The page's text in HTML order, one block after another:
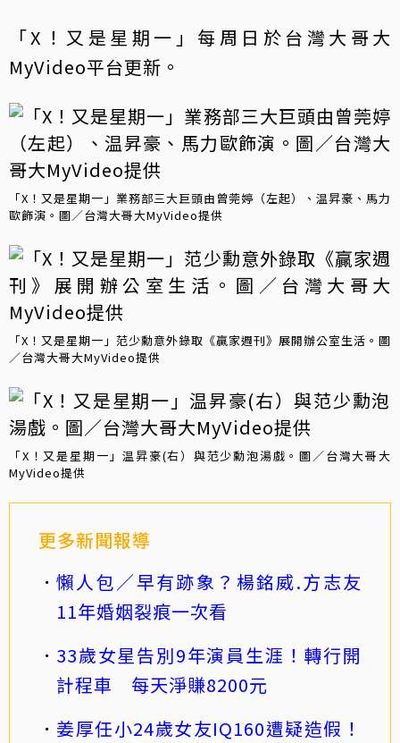
「X！又是星期一」每周日於台灣大哥大
MyVideo平台更新。
「X！又是星期一」業務部三大巨頭由曾莞婷（左起）、温昇豪、馬力
歐飾演。圖／台灣大哥大MyVideo提供
「X！又是星期一」范少勳意外錄取《贏家週刊》展開辦公室生活。圖
／台灣大哥大MyVideo提供
「X！又是星期一」温昇豪(右）與范少勳泡湯戲。圖／台灣大哥大
MyVideo提供
更多新聞報導
懶人包／早有跡象？楊銘威.方志友
11年婚姻裂痕一次看
33歲女星告別9年演員生涯！轉行開
計程車 每天淨賺8200元
姜厚任小24歲女友IQ160遭疑造假！